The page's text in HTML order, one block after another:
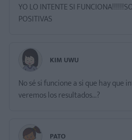
YO LO INTENTE SI
KIM UWU
No sé si funcione a si que hay que
veremos los resultados...?
PATO